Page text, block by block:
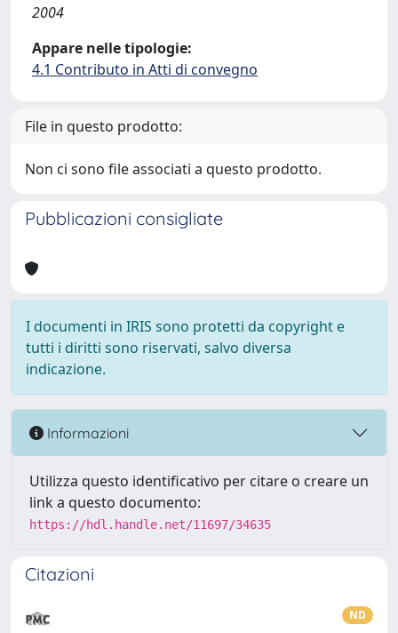
2004
Appare nelle tipologie:
4.1 Contributo in Atti di convegno
File in questo prodotto:
Non ci sono file associati a questo prodotto.
Pubblicazioni consigliate
I documenti in IRIS sono protetti da copyright e
tutti i diritti sono riservati, salvo diversa
indicazione.
Informazioni
Utilizza questo identificativo per citare o creare un
link a questo documento:
https://hdl.handle.net/11697/34635
Citazioni
ND